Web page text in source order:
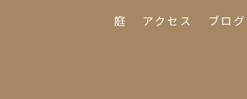
庭 アクセス ブログ